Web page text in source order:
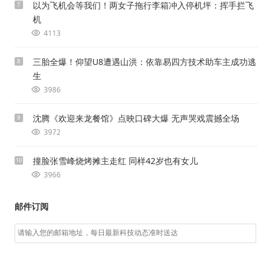
7
以为飞机会等我们！两女子拖行李箱冲入停机坪：挥手拦飞
机
4113
8
三胎全爆！仰望U8遭遇山洪：依靠易四方技术助车主成功逃
生
3986
9 沈腾《欢迎来龙餐馆》点映口碑大爆 无声哭戏震撼全场
3972
10 撞脸张雪峰烧烤摊主走红 同样42岁也有女儿
3966
邮件订阅